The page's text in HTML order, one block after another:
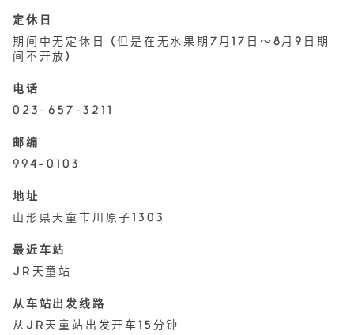
定休日
期间中无定休日 (但是在无水果期7月17日～8月9日期
间不开放)
电话
023-657-3211
邮编
994-0103
地址
山形県天童市川原子1303
最近车站
JR天童站
从车站出发线路
从JR天童站出发开车15分钟